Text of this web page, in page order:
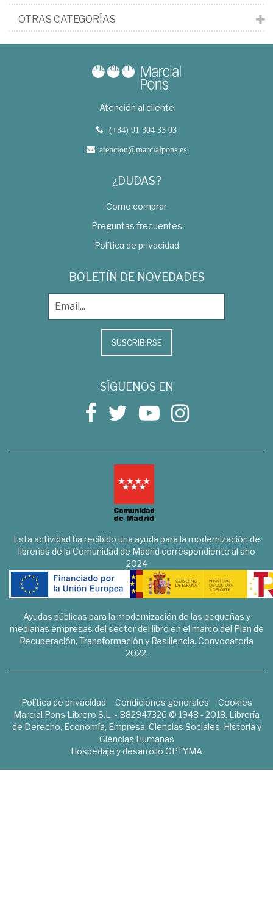
OTRAS CATEGORÍAS
Atención al cliente
(+34) 91 304 33 03
atencion@marcialpons.es
¿DUDAS?
Como comprar
Preguntas frecuentes
Política de privacidad
BOLETÍN DE NOVEDADES
SUSCRIBIRSE
SÍGUENOS EN
Esta actividad ha recibido una ayuda para la modernización de
librerías de la Comunidad de Madrid correspondiente al año
2024
Ayudas públicas para la modernización de las pequeñas y
medianas empresas del sector del libro en el marco del Plan de
Recuperación, Transformación y Resiliencia. Convocatoria
2022.
Política de privacidad Condiciones generales
Cookies
Marcial Pons Librero S.L. - B82947326 © 1948 - 2018. Librería
de Derecho, Economía, Empresa, Ciencias Sociales, Historia y
Ciencias Humanas
Hospedaje y desarrollo OPTYMA